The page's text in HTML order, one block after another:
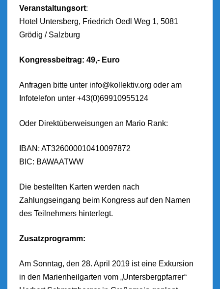
Veranstaltungsort:
​Hotel Untersberg, Friedrich Oedl Weg 1, 5081
Grödig​ / Salzburg
Kongressbeitrag: 49,- Euro
Anfragen bitte unter info@kollektiv.org oder am
Infotelefon unter +43(0)69910955124
Oder Direktüberweisungen an Mario Rank:
IBAN: AT326000010410097872
BIC: BAWAATWW
Die bestellten Karten werden nach
Zahlungseingang beim Kongress auf den Namen
des Teilnehmers hinterlegt.
Zusatzprogramm:
Am Sonntag, den 28. April 2019 ist eine Exkursion
in den Marienheilgarten vom „Untersbergpfarrer“